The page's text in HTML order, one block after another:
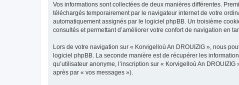
Vos informations sont collectées de deux manières différentes.
téléchargés temporairement par le navigateur internet de votre
automatiquement assignés par le logiciel phpBB. Un troisième
consultés et permettant d’améliorer votre confort de navigation en
Lors de votre navigation sur « Korvigelloù An DROUIZIG », nous
logiciel phpBB. La seconde manière est de récupérer les
qu’utilisateur anonyme, l’inscription sur « Korvigelloù An
après par « vos messages »).